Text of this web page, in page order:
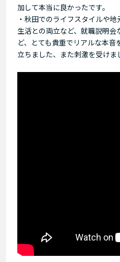
加して本当に良かったです。
・秋田でのライフスタイルや
生活との両立など、就職説明
ど、とても貴重でリアルな本
立ちました、また刺激を受けま